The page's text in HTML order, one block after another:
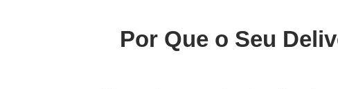
Por Que o Seu